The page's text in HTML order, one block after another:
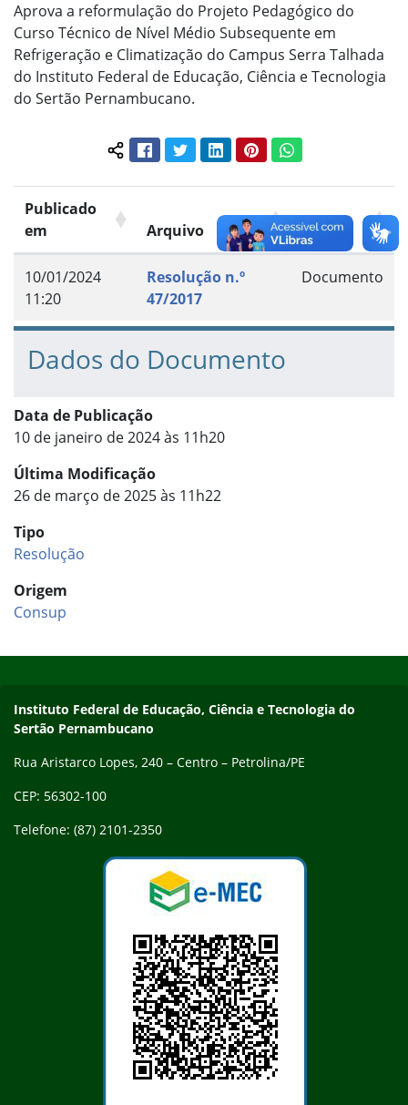
Aprova a reformulação do Projeto Pedagógico do
Curso Técnico de Nível Médio Subsequente em
Refrigeração e Climatização do Campus Serra Talhada
do Instituto Federal de Educação, Ciência e Tecnologia
do Sertão Pernambucano.
Compartilhar conteúdo:
FacebookTwitterLinkedInPinterestWhatsApp
Publicado
em
Arquivo Grupo
10/01/2024
11:20
Resolução n.º
47/2017
Documento
Dados do Documento
Data de Publicação
10 de janeiro de 2024 às 11h20
Última Modificação
26 de março de 2025 às 11h22
Tipo
Resolução
Origem
Consup
Endereço
Instituto Federal de Educação, Ciência e Tecnologia do
Sertão Pernambucano
Rua Aristarco Lopes, 240 – Centro – Petrolina/PE
CEP: 56302-100
Telefone: (87) 2101-2350